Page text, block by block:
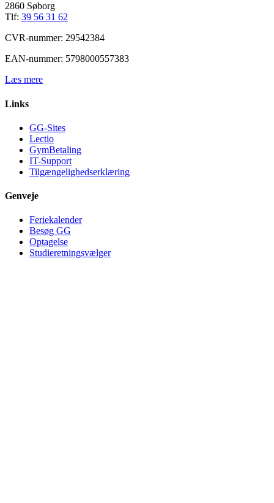
2860 Søborg
Tlf: 39 56 31 62
CVR-nummer: 29542384
EAN-nummer: 5798000557383
Læs mere
Links
GG-Sites
Lectio
GymBetaling
IT-Support
Tilgængelighedserklæring
Genveje
Feriekalender
Besøg GG
Optagelse
Studieretningsvælger